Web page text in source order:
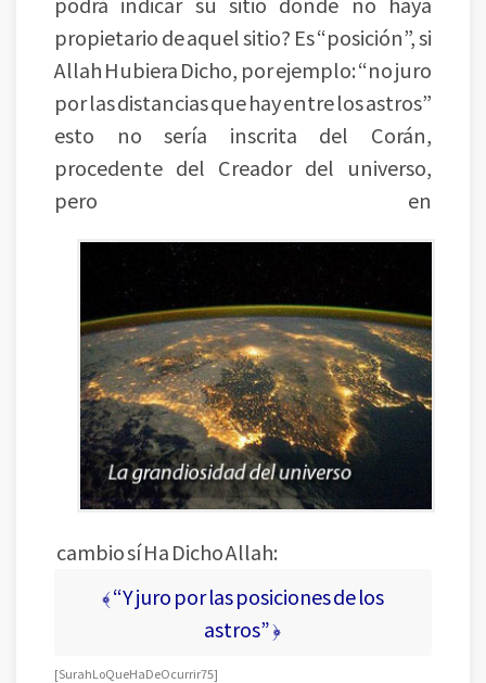
propietario de aquel sitio? Es “posición”, si
Allah Hubiera Dicho, por ejemplo: “no juro
por las distancias que hay entre los astros”
esto no sería inscrita del Corán,
procedente del Creador del universo,
pero en
cambio sí Ha Dicho Allah:
﴾ “Y juro por las posiciones de los
astros” ﴿
[ Surah Lo Que Ha De Ocurrir 75 ]